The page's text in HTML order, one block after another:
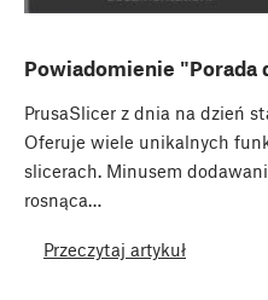
Powiadomienie "Porada
PrusaSlicer z dnia na dzień
Oferuje wiele unikalnych
slicerach. Minusem
rosnąca…
Przeczytaj artykuł